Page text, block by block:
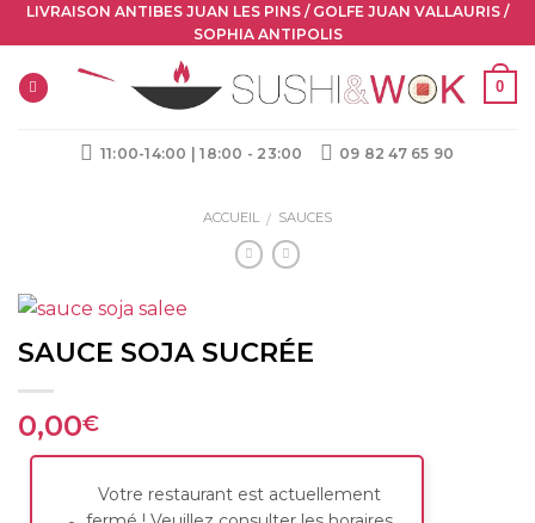
Skip
to
content
LIVRAISON ANTIBES JUAN LES PINS / GOLFE JUAN VALLAURIS /
SOPHIA ANTIPOLIS
0
11:00-14:00 | 18:00 - 23:00 09 82 47 65 90
ACCUEIL / SAUCES
SAUCE SOJA SUCRÉE
0,00€
Votre restaurant est actuellement